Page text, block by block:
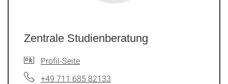
Zentrale Studienberatung
Profil-Seite
+49 711 685 82133